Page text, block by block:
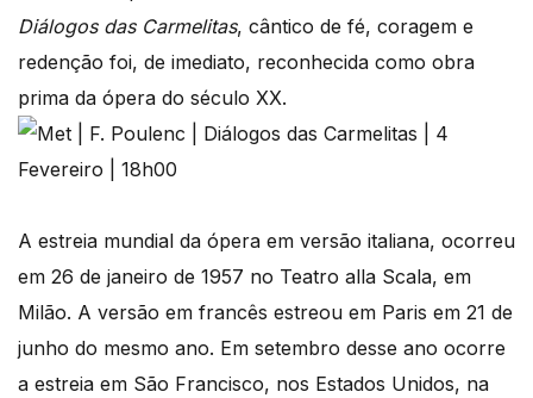
Diálogos das Carmelitas, cântico de fé, coragem e
redenção foi, de imediato, reconhecida como obra
prima da ópera do século XX.
A estreia mundial da ópera em versão italiana, ocorreu
em 26 de janeiro de 1957 no Teatro alla Scala, em
Milão. A versão em francês estreou em Paris em 21 de
junho do mesmo ano. Em setembro desse ano ocorre
a estreia em São Francisco, nos Estados Unidos, na